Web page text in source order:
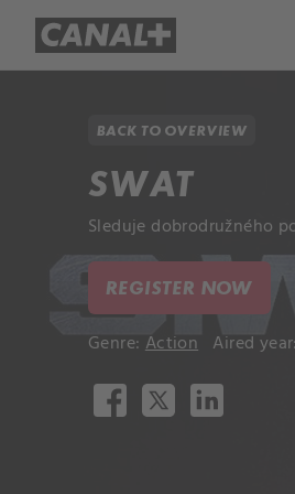
BACK TO OVERVIEW
SWAT
Sleduje dobrodružného
REGISTER NOW
Genre: Action Aired